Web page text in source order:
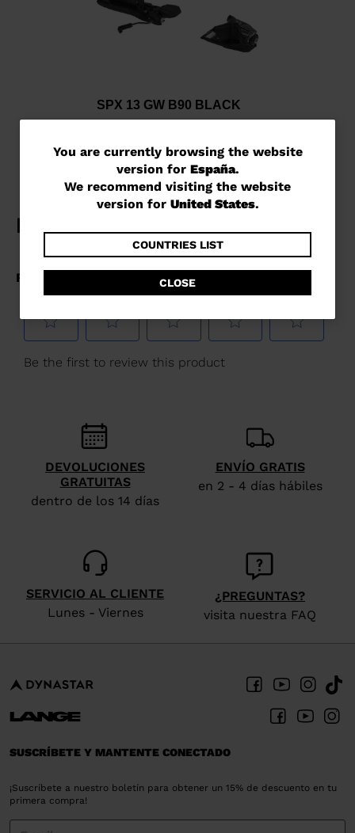
You
are
currently
website
version
for
España.
We
website
version
for
States.
You are currently browsing the website
version for España.
We recommend visiting the website
version for United States.
COUNTRIES LIST
CLOSE
SPX 13 GW B90 BLACK
DEVOLUCIONES
GRATUITAS
dentro de los 14 días
ENVÍO GRATIS
en 2 - 4 días hábiles
SERVICIO AL CLIENTE
Lunes - Viernes
¿PREGUNTAS?
visita nuestra FAQ
SUSCRÍBETE Y MANTENTE CONECTADO
¡Suscríbete a nuestro boletín para obtener un 15% de descuento en tu
primera compra!